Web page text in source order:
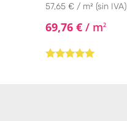
57,65 € / m² (sin IVA)
69,76 € / m2